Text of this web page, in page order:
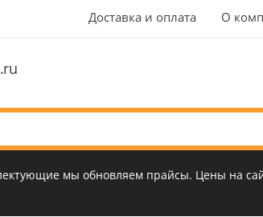
Доставка и оплата О
мы обновляем прайсы. Цены на